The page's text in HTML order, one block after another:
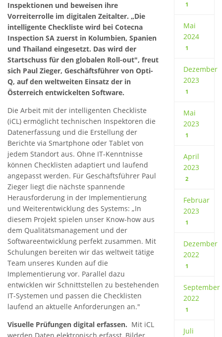
Inspektionen und beweisen ihre
Vorreiterrolle im digitalen Zeitalter. „Die
intelligente Checkliste wird bei Cotecna
Inspection SA zuerst in Kolumbien, Spanien
und Thailand eingesetzt. Das wird der
Startschuss für den globalen Roll-out", freut
sich Paul Zieger, Geschäftsführer von Opti-
Q, auf den weltweiten Einsatz der in
Österreich entwickelten Software.
Die Arbeit mit der intelligenten Checkliste
(iCL) ermöglicht technischen Inspektoren die
Datenerfassung und die Erstellung der
Berichte via Smartphone oder Tablet von
jedem Standort aus. Ohne IT-Kenntnisse
können Checklisten adaptiert und laufend
angepasst werden. Für Geschäftsführer Paul
Zieger liegt die nächste spannende
Herausforderung in der Implementierung
und Weiterentwicklung des Systems: „In
diesem Projekt spielen unser Know-how aus
dem Qualitätsmanagement und der
Softwareentwicklung perfekt zusammen. Mit
Schulungen bereiten wir das weltweit tätige
Team unseres Kunden auf die
Implementierung vor. Parallel dazu
entwicklen wir Schnittstellen zu bestehenden
IT-Systemen und passen die Checklisten
laufend an aktuelle Anforderungen an."
Visuelle Prüfungen digital erfassen. Mit iCL
1
Mai
2024
1
Dezember
2023
1
Mai
2023
1
April
2023
2
Februar
2023
1
Dezember
2022
1
September
2022
1
Juli